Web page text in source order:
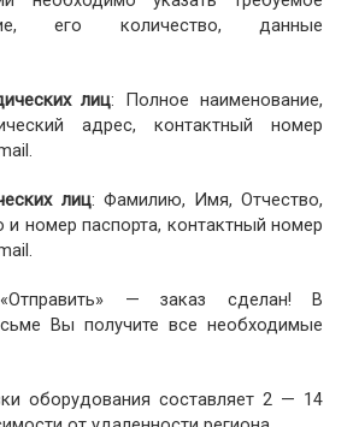
его количество, данные
лиц: Полное наименование,
адрес, контактный номер
лиц: Фамилию, Имя, Отчество,
и номер паспорта, контактный номер
— заказ сделан! В
Вы получите все необходимые
оборудования составляет 2 — 14